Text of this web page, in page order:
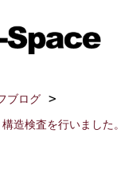
ブログ
検査を行いました。